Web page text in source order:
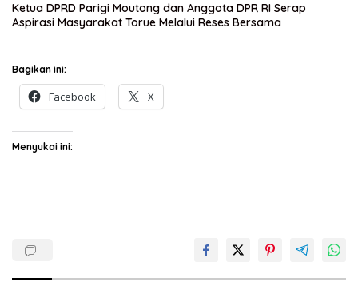
Ketua DPRD Parigi Moutong dan Anggota DPR RI Serap
Aspirasi Masyarakat Torue Melalui Reses Bersama
Bagikan ini:
Facebook X
Menyukai ini: